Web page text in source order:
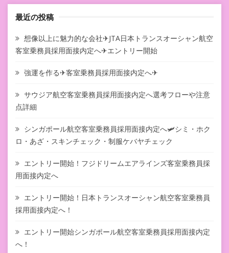
最近の投稿
想像以上に魅力的な会社✈JTA日本トランスオーシャン航空
客室乗務員採用面接内定へ✈エントリー開始
強運を作る✈客室乗務員採用面接内定へ✈
サウジア航空客室乗務員採用面接内定へ選考フローや注意
点詳細
シンガポール航空客室乗務員採用面接内定へ🛩シミ・ホク
ロ・あざ・スキンチェック・制服ケバヤチェック
エントリー開始！フジドリームエアラインズ客室乗務員採
用面接内定へ
エントリー開始！日本トランスオーシャン航空客室乗務員
採用面接内定へ！
エントリー開始シンガポール航空客室乗務員採用面接内定
へ！